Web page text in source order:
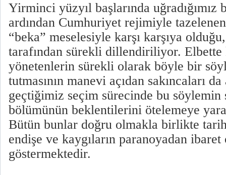
Yirminci yüzyıl başlarında uğradığımız
ardından Cumhuriyet rejimiyle
“beka” meselesiyle karşı karşıya
tarafından sürekli dillendiriliyor.
yönetenlerin sürekli olarak böyle bir
tutmasının manevi açıdan sakıncaları
geçtiğimiz seçim sürecinde bu
bölümünün beklentilerini ötelemeye
Bütün bunlar doğru olmakla birlikte
endişe ve kaygıların paranoyadan ibaret
göstermektedir.